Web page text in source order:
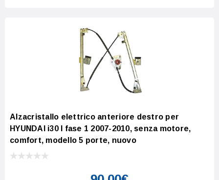
Alzacristallo elettrico anteriore destro per
HYUNDAI i30 I fase 1 2007-2010, senza motore,
comfort, modello 5 porte, nuovo